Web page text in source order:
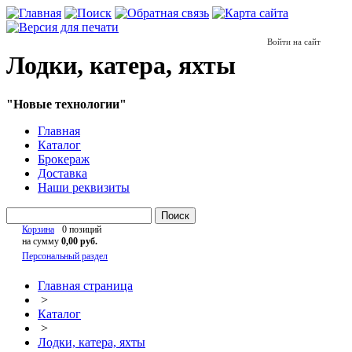
Войти на сайт
Лодки, катера, яхты
"Новые технологии"
Главная
Каталог
Брокераж
Доставка
Наши реквизиты
Поиск
Корзина
0 позиций
на сумму 0,00 руб.
Персональный раздел
Главная страница
>
Каталог
>
Лодки, катера, яхты